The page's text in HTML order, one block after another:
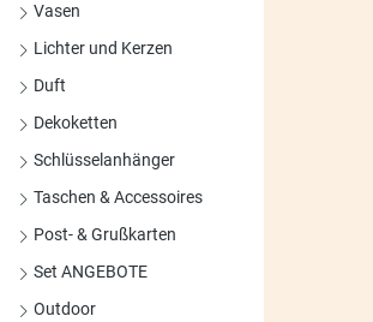
Vasen
Lichter und Kerzen
Duft
Dekoketten
Schlüsselanhänger
Taschen & Accessoires
Post- & Grußkarten
Set ANGEBOTE
Outdoor